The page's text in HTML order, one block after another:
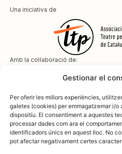
Gestionar el
Per oferir les millors experiències,
galetes (cookies) per emmagatzemar i/o
dispositiu. El consentiment a aquestes
processar dades com ara el
identificadors únics en aquest lloc. No
pot afectar negativament certes
Una iniciativa de
Amb la col·laboració de:
Amb el